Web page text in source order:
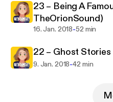
23 – Being A
TheOrionSound)
16. Jan. 2018-52 min
22 – Ghost
9. Jan. 2018-42 min